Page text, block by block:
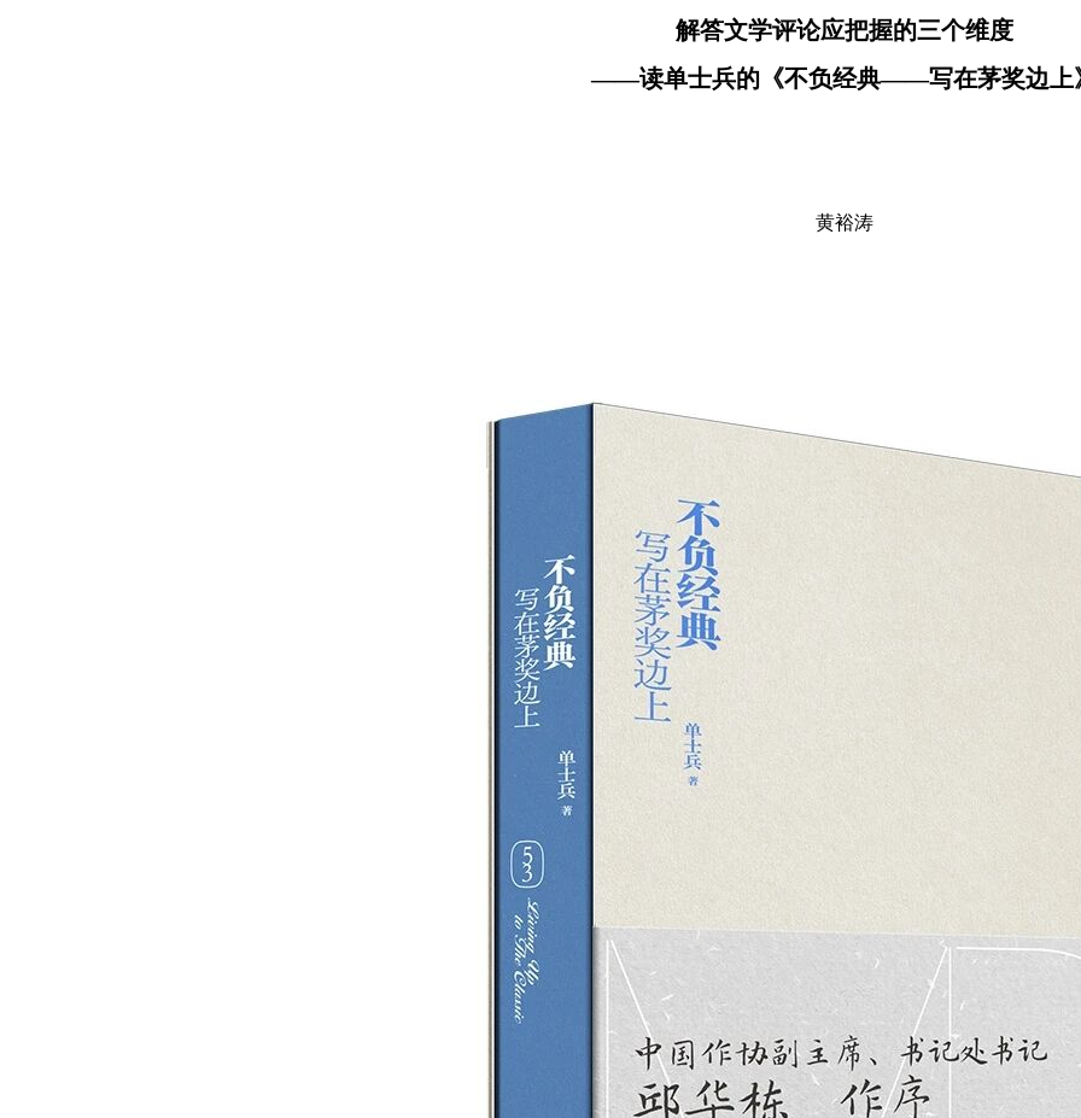
解答文学评论应把握的三个维度
——读单士兵的《不负经典——写在茅奖边上
黄裕涛